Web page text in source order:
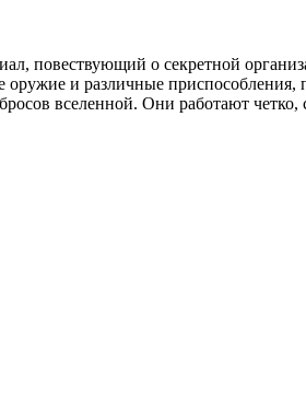
повествующий о секретной
оружие и различные
вселенной. Они работают